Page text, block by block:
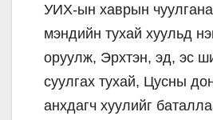
УИХ-ын хаврын
мэндийн тухай хуульд
оруулж, Эрхтэн, эд, эс
суулгах тухай, Цусны
анхдагч хуулийг